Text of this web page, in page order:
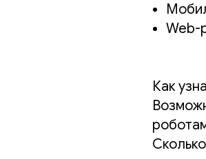
Web-
Как